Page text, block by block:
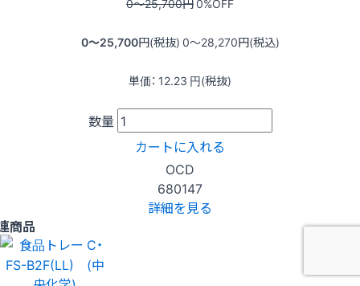
0〜25,700円(税抜) 0〜28,270円(税込)
単価： 12.23 円(税抜)
数量
カートに入れる
OCD
680147
詳細を見る
商品